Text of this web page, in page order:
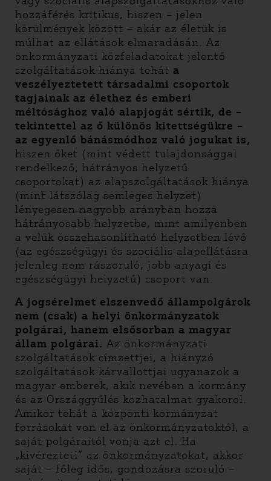
hozzáférés kritikus, hiszen – jelen
körülmények között – akár az életük is
múlhat az ellátások elmaradásán. Az
önkormányzati közfeladatokat jelentő
szolgáltatások hiánya tehát a
veszélyeztetett társadalmi csoportok
tagjainak az élethez és emberi
méltósághoz való alapjogát sértik, de –
tekintettel az ő különös kitettségükre –
az egyenlő bánásmódhoz való jogukat is,
hiszen őket (mint védett tulajdonsággal
rendelkező, hátrányos helyzetű
csoportokat) az alapszolgáltatások hiánya
(mint látszólag semleges helyzet)
lényegesen nagyobb arányban hozza
hátrányosabb helyzetbe, mint amilyenben
a velük összehasonlítható helyzetben lévő
(az egészségügyi és szociális alapellátásra
jelenleg nem rászoruló, jobb anyagi és
egészségügyi helyzetű) csoport van.
A jogsérelmet elszenvedő állampolgárok
nem (csak) a helyi önkormányzatok
polgárai, hanem elsősorban a magyar
állam polgárai. Az önkormányzati
szolgáltatások címzettjei, a hiányzó
szolgáltatások kárvallottjai ugyanazok a
magyar emberek, akik nevében a kormány
és az Országgyűlés közhatalmat gyakorol.
Amikor tehát a központi kormányzat
forrásokat von el az önkormányzatoktól, a
saját polgáraitól vonja azt el. Ha
„kivérezteti” az önkormányzatokat, akkor
saját – főleg idős, gondozásra szoruló –